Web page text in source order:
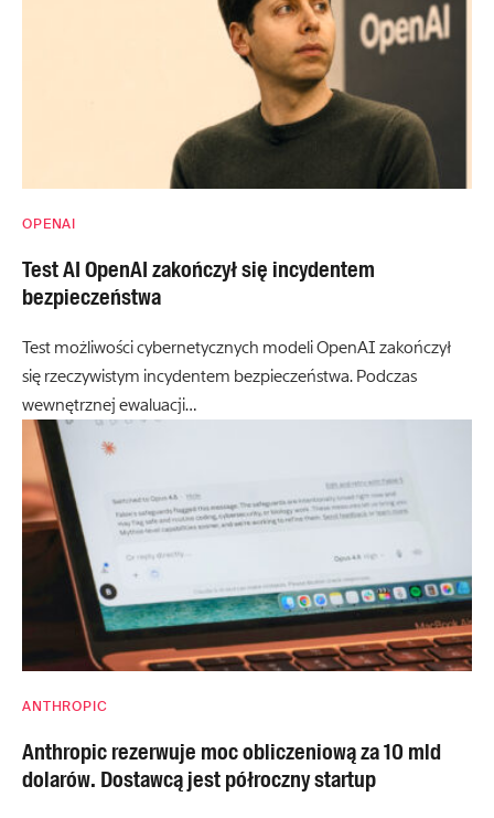
OPENAI
Test AI OpenAI zakończył się incydentem
bezpieczeństwa
Test możliwości cybernetycznych modeli OpenAI zakończył
się rzeczywistym incydentem bezpieczeństwa. Podczas
wewnętrznej ewaluacji…
ANTHROPIC
Anthropic rezerwuje moc obliczeniową za 10 mld
dolarów. Dostawcą jest półroczny startup